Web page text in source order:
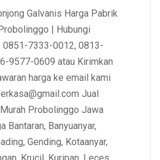
Galvanis Harga Pabrik
| Hubungi
7333-0012, 0813-
9577-0609 atau Kirimkan
harga ke email kami
Jual
Probolinggo Jawa
Bantaran, Banyuanyar,
Gending, Kotaanyar,
Krucil, Kuripan, Leces,